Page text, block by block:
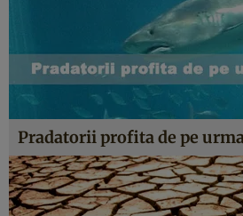
Pradatorii profita de pe